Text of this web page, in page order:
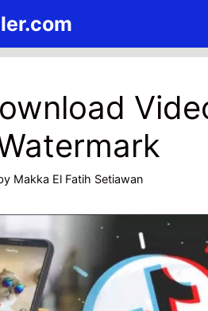
Makka El Fatih Setiawan